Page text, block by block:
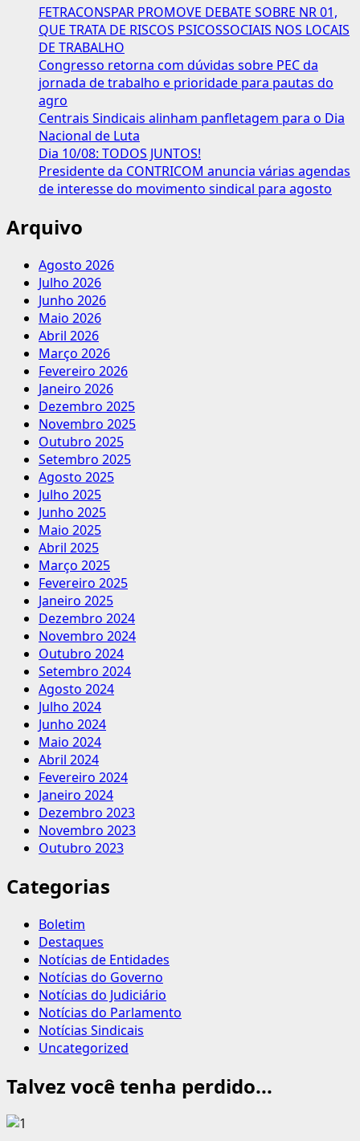
FETRACONSPAR PROMOVE DEBATE SOBRE NR 01,
QUE TRATA DE RISCOS PSICOSSOCIAIS NOS LOCAIS
DE TRABALHO
Congresso retorna com dúvidas sobre PEC da
jornada de trabalho e prioridade para pautas do
agro
Centrais Sindicais alinham panfletagem para o Dia
Nacional de Luta
Dia 10/08: TODOS JUNTOS!
Presidente da CONTRICOM anuncia várias agendas
de interesse do movimento sindical para agosto
Arquivo
Agosto 2026
Julho 2026
Junho 2026
Maio 2026
Abril 2026
Março 2026
Fevereiro 2026
Janeiro 2026
Dezembro 2025
Novembro 2025
Outubro 2025
Setembro 2025
Agosto 2025
Julho 2025
Junho 2025
Maio 2025
Abril 2025
Março 2025
Fevereiro 2025
Janeiro 2025
Dezembro 2024
Novembro 2024
Outubro 2024
Setembro 2024
Agosto 2024
Julho 2024
Junho 2024
Maio 2024
Abril 2024
Fevereiro 2024
Janeiro 2024
Dezembro 2023
Novembro 2023
Outubro 2023
Categorias
Boletim
Destaques
Notícias de Entidades
Notícias do Governo
Notícias do Judiciário
Notícias do Parlamento
Notícias Sindicais
Uncategorized
Talvez você tenha perdido...